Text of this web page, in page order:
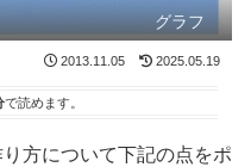
グラフ
2013.11.05 2025.05.19
で読めます。
方について下記の点をポ